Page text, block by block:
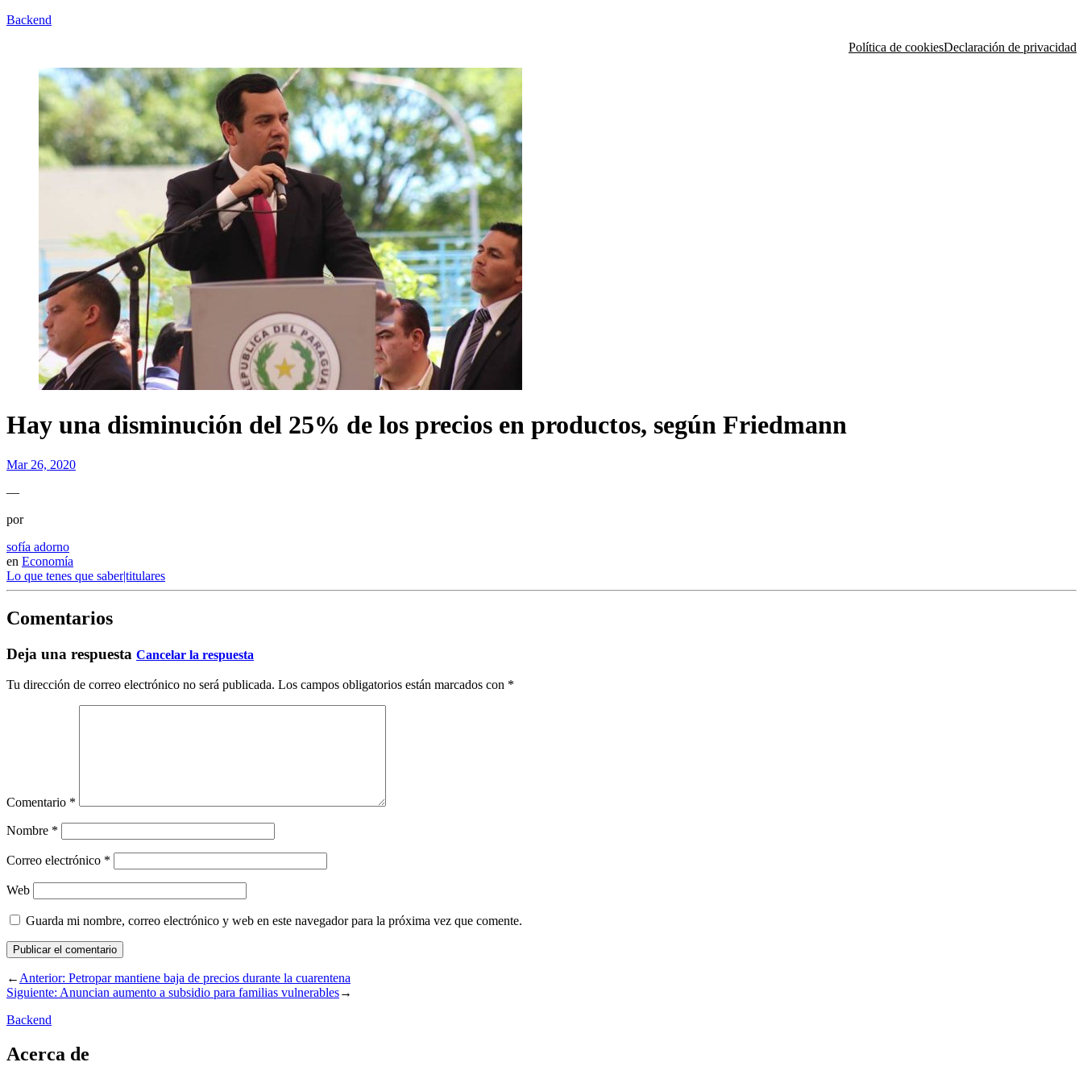
Backend
Política de cookiesDeclaración de privacidad
Hay una disminución del 25% de los precios en productos, según Friedmann
Mar 26, 2020
—
por
sofía adorno
en Economía
Lo que tenes que saber|titulares
Comentarios
Deja una respuesta Cancelar la respuesta
Tu dirección de correo electrónico no será publicada. Los campos obligatorios están marcados con *
Comentario *
Nombre *
Correo electrónico *
Web
Guarda mi nombre, correo electrónico y web en este navegador para la próxima vez que comente.
←Anterior: Petropar mantiene baja de precios durante la cuarentena
Siguiente: Anuncian aumento a subsidio para familias vulnerables→
Backend
Acerca de